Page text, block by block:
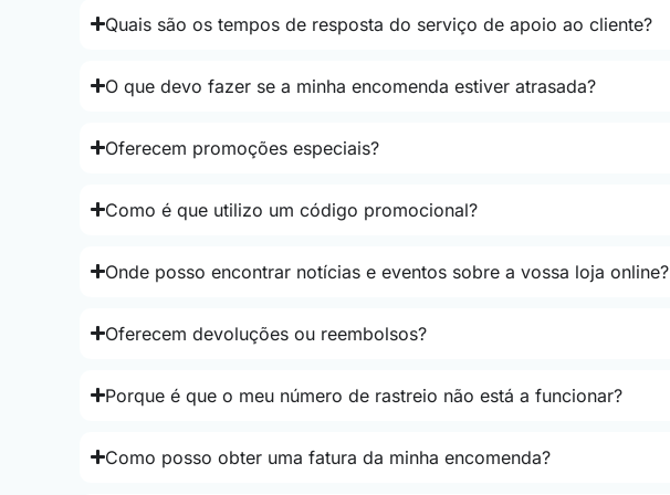
Quais são os tempos de resposta do serviço de apoio ao cliente?
O que devo fazer se a minha encomenda estiver atrasada?
Oferecem promoções especiais?
Como é que utilizo um código promocional?
Onde posso encontrar notícias e eventos sobre a vossa loja online?
Oferecem devoluções ou reembolsos?
Porque é que o meu número de rastreio não está a funcionar?
Como posso obter uma fatura da minha encomenda?